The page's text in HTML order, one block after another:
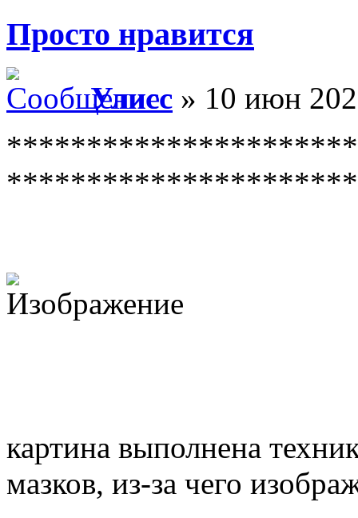
Просто нравится
Улисс » 10 июн
картина выполнена
мазков, из-за чего